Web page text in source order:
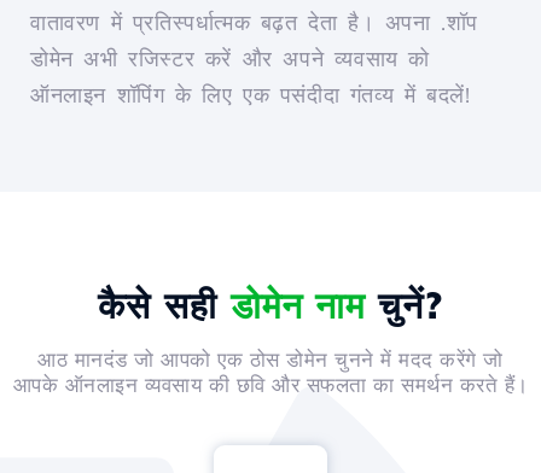
वातावरण में प्रतिस्पर्धात्मक बढ़त देता है। अपना .शॉप
डोमेन अभी रजिस्टर करें और अपने व्यवसाय को
ऑनलाइन शॉपिंग के लिए एक पसंदीदा गंतव्य में बदलें!
कैसे सहीडोमेन नामचुनें?
आठ मानदंड जो आपको एक ठोस डोमेन चुनने में मदद करेंगे जो
आपके ऑनलाइन व्यवसाय की छवि और सफलता का समर्थन करते हैं।